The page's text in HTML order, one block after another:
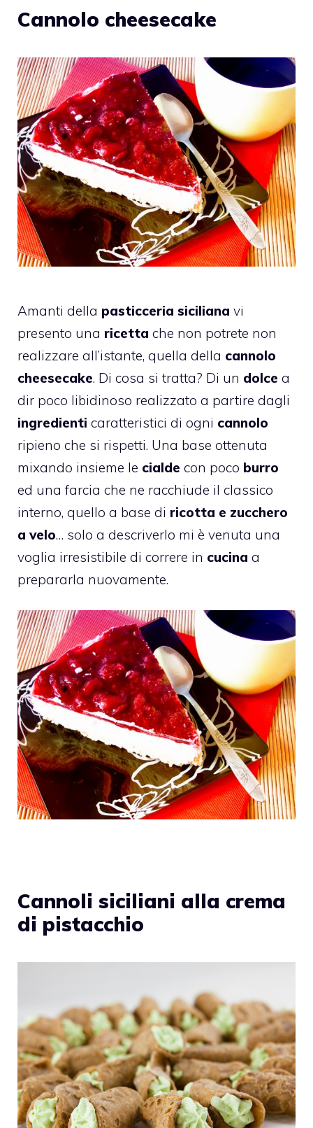
Cannolo cheesecake
Amanti della pasticceria siciliana vi
presento una ricetta che non potrete non
realizzare all’istante, quella della cannolo
cheesecake. Di cosa si tratta? Di un dolce a
dir poco libidinoso realizzato a partire dagli
ingredienti caratteristici di ogni cannolo
ripieno che si rispetti. Una base ottenuta
mixando insieme le cialde con poco burro
ed una farcia che ne racchiude il classico
interno, quello a base di ricotta e zucchero
a velo… solo a descriverlo mi è venuta una
voglia irresistibile di correre in cucina a
prepararla nuovamente.
Cannoli siciliani alla crema
di pistacchio